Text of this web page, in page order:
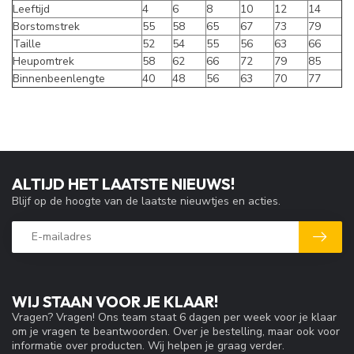
Leeftijd 4 6 8 10 12
14
Borstomstrek
55 58 65 67 73
79
Taille
52 54 55 56 63
66
Heupomtrek
58 62 66 72 79
85
Binnenbeenlengte
40 48 56 63 70 77
WIJ STAAN VOOR JE KLAAR!
Vragen? Vragen! Ons team staat 6 dagen per week voor je klaar
om je vragen te beantwoorden. Over je bestelling, maar ook voor
informatie over producten. Wij helpen je graag verder.
ALTIJD HET LAATSTE NIEUWS!
Blijf op de hoogte van de laatste nieuwtjes en acties.